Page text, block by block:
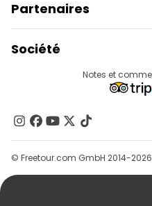
Partenaires
Connexion Du Fournisseur
Programme D’affiliation
Société
Contactez-Nous
Groupes
Aide
Notes et
© Freetour.com GmbH 2014-2026